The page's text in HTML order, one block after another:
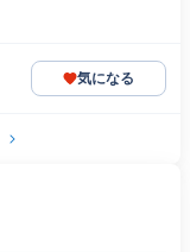
気になる